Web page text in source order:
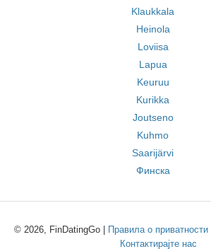
Klaukkala
Heinola
Loviisa
Lapua
Keuruu
Kurikka
Joutseno
Kuhmo
Saarijärvi
Финска
© 2026, FinDatingGo | Правила о приватности|
Контактирајте нас